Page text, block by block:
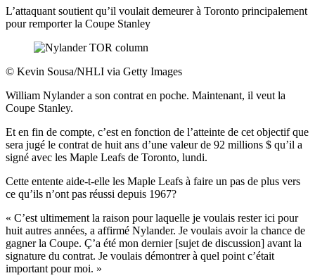
L’attaquant soutient qu’il voulait demeurer à Toronto principalement
pour remporter la Coupe Stanley
© Kevin Sousa/NHLI via Getty Images
William Nylander a son contrat en poche. Maintenant, il veut la
Coupe Stanley.
Et en fin de compte, c’est en fonction de l’atteinte de cet objectif que
sera jugé le contrat de huit ans d’une valeur de 92 millions $ qu’il a
signé avec les Maple Leafs de Toronto, lundi.
Cette entente aide-t-elle les Maple Leafs à faire un pas de plus vers
ce qu’ils n’ont pas réussi depuis 1967?
« C’est ultimement la raison pour laquelle je voulais rester ici pour
huit autres années, a affirmé Nylander. Je voulais avoir la chance de
gagner la Coupe. Ç’a été mon dernier [sujet de discussion] avant la
signature du contrat. Je voulais démontrer à quel point c’était
important pour moi. »